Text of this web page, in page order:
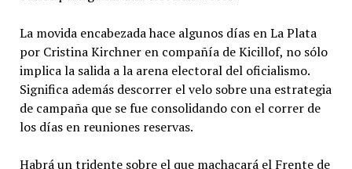
La movida encabezada hace algunos días en La Plata
por Cristina Kirchner en compañía de Kicillof, no sólo
implica la salida a la arena electoral del oficialismo.
Significa además descorrer el velo sobre una estrategia
de campaña que se fue consolidando con el correr de
los días en reuniones reservas.
Habrá un tridente sobre el que machacará el Frente de